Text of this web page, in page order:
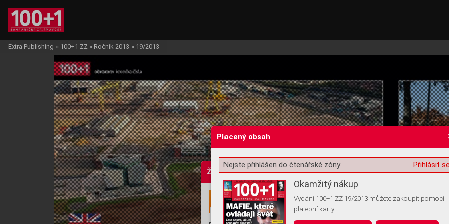
Žádost o souhlas s ukládáním volitelných informací
Extra Publishing » 100+1 ZZ » Ročník 2013 » 19/2013
Placený obsah
Přihlásit
Nejste přihlášen do čtenářské zóny
Okamžitý nákup
Vydání 100+1 ZZ 19/2013 můžete zakoupit pomocí
platební karty